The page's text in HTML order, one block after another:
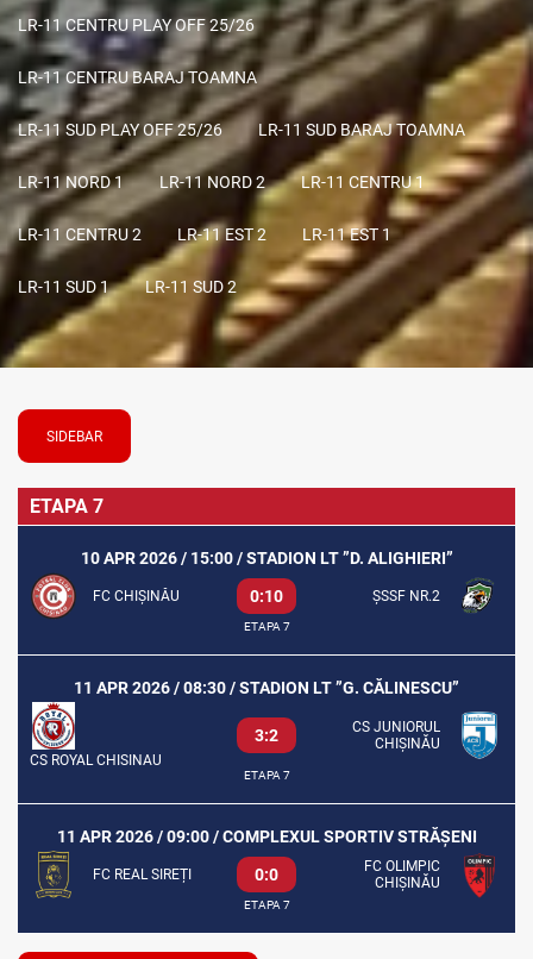
LR-11 CENTRU PLAY OFF 25/26
LR-11 CENTRU BARAJ TOAMNA
LR-11 SUD PLAY OFF 25/26 LR-11 SUD BARAJ TOAMNA
LR-11 NORD 1 LR-11 NORD 2 LR-11 CENTRU 1
LR-11 CENTRU 2 LR-11 EST 2 LR-11 EST 1
LR-11 SUD 1 LR-11 SUD 2
SIDEBAR
ETAPA 7
10 APR 2026 / 15:00 / STADION LT ”D. ALIGHIERI”
FC CHIȘINĂU 0:10 ȘSSF NR.2
ETAPA 7
11 APR 2026 / 08:30 / STADION LT ”G. CĂLINESCU”
CS ROYAL CHISINAU
3:2
CS JUNIORUL
CHIȘINĂU
ETAPA 7
11 APR 2026 / 09:00 / COMPLEXUL SPORTIV STRĂȘENI
FC REAL SIREȚI 0:0
FC OLIMPIC
CHIȘINĂU
ETAPA 7